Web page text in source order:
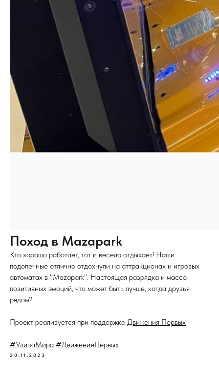
Поход в Mazapark
Кто хорошо работает, тот и весело отдыхает! Наши
подопечные отлично отдохнули на аттракционах и игровых
автоматах в "Mazapark". Настоящая разрядка и масса
позитивных эмоций, что может быть лучше, когда друзья
рядом?
Проект реализуется при поддержке Движения Первых
#УлицаМира #ДвижениеПервых
20.11.2023